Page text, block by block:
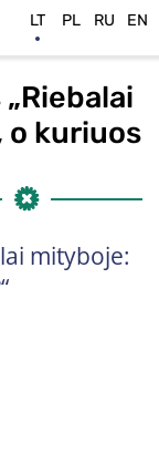
kuriuos
mityboje:
LT PL RU EN